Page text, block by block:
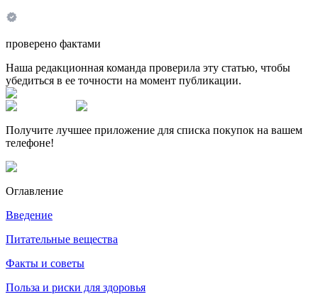
проверено фактами
Наша редакционная команда проверила эту статью, чтобы
убедиться в ее точности на момент публикации.
Получите лучшее приложение для списка покупок на вашем
телефоне!
Оглавление
Введение
Питательные вещества
Факты и советы
Польза и риски для здоровья